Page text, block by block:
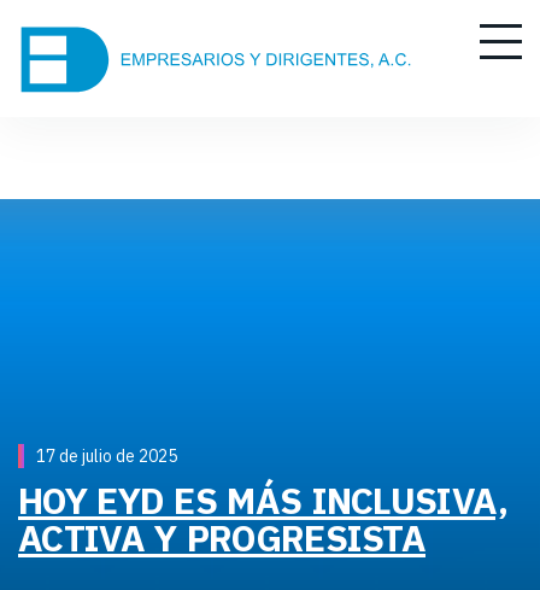
17 de julio de 2025
HOY EYD ES MÁS INCLUSIVA,
ACTIVA Y PROGRESISTA